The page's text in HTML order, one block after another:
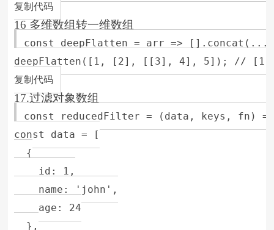
复制代码
16 多维数组转一维数组
const deepFlatten = arr =>
deepFlatten([1, [2], [[3], 4], 5]); //
复制代码
17.过滤对象数组
const reducedFilter = (data, keys, fn)
const data = [
  {
    id: 1,
    name: 'john',
    age: 24
  },